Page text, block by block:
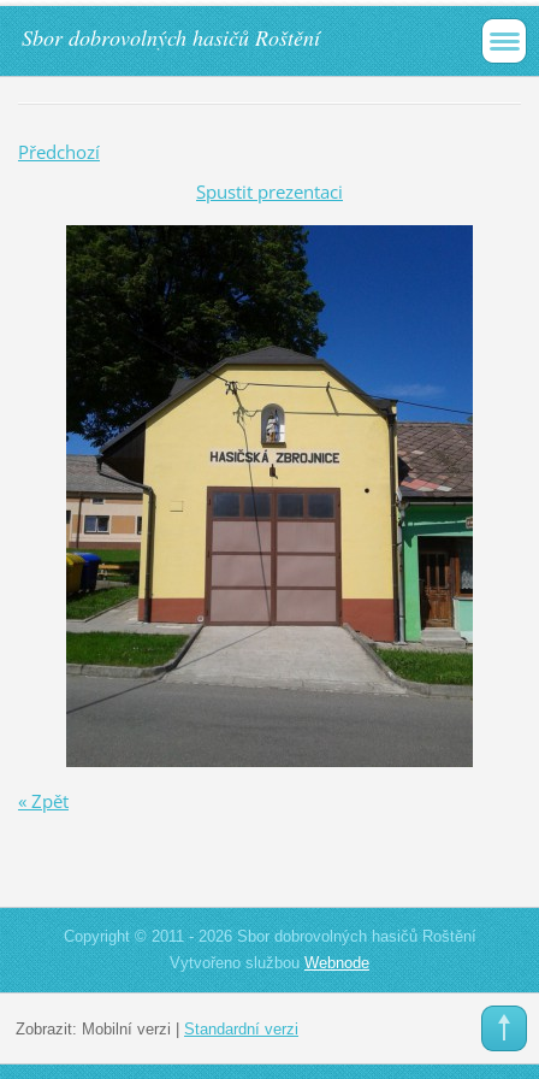
Sbor dobrovolných hasičů Roštění
Předchozí
Spustit prezentaci
« Zpět
Copyright © 2011 - 2026 Sbor dobrovolných hasičů Roštění
Vytvořeno službouWebnode
Zobrazit: Mobilní verzi Standardní verzi